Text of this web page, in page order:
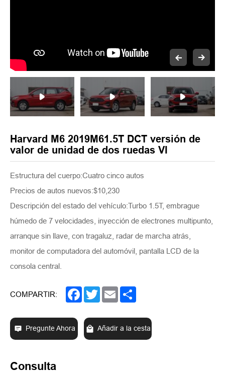
Harvard M6 2019M61.5T DCT versión de
valor de unidad de dos ruedas VI
Estructura del cuerpo:Cuatro cinco autos
Precios de autos nuevos:$10,230
Descripción del estado del vehículo:Turbo 1.5T, embrague
húmedo de 7 velocidades, inyección de electrones multipunto,
arranque sin llave, con tragaluz, radar de marcha atrás,
monitor de computadora del automóvil, pantalla LCD de la
consola central.
COMPARTIR: Facebook
TwitterEmail
Pregunte Ahora Añadir a la cesta
Consulta